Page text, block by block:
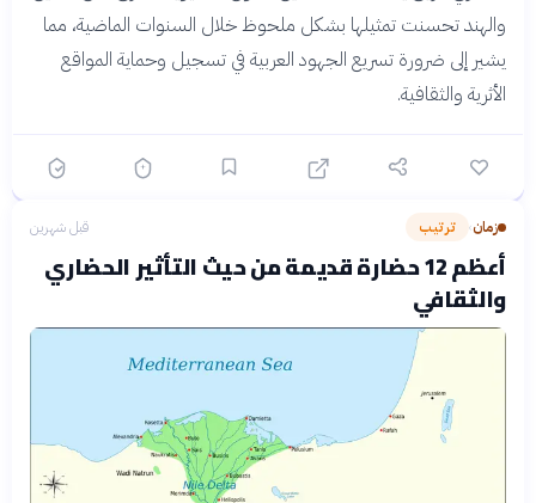
والهند تحسنت تمثيلها بشكل ملحوظ خلال السنوات الماضية، مما
يشير إلى ضرورة تسريع الجهود العربية في تسجيل وحماية المواقع
الأثرية والثقافية.
زمان› ترتيب قبل شهرين
أعظم 12 حضارة قديمة من حيث التأثير الحضاري
والثقافي